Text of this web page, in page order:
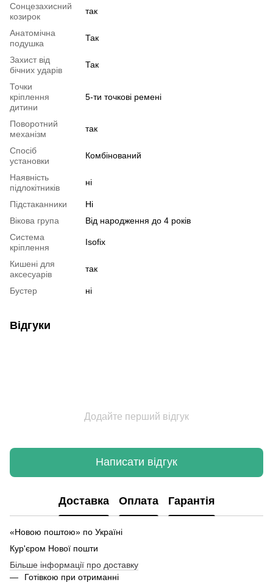
Сонцезахисний
козирок
так
Анатомічна
подушка
Так
Захист від
бічних ударів
Так
Точки
кріплення
дитини
5-ти точкові ремені
Поворотний
механізм
так
Спосіб
установки
Комбінований
Наявність
підлокітників
ні
Підстаканники
Ні
Вікова група
Від народження до 4 років
Система
кріплення
Isofix
Кишені для
аксесуарів
так
Бустер ні
Відгуки
Додайте перший відгук
Написати відгук
Доставка Оплата Гарантія
«Новою поштою» по Україні
Кур'єром Нової пошти
Більше інформації про доставку
Готівкою при отриманні